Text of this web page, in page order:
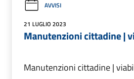
AVVISI
21 LUGLIO 2023
Manutenzioni cittadine |
Manutenzioni cittadine |